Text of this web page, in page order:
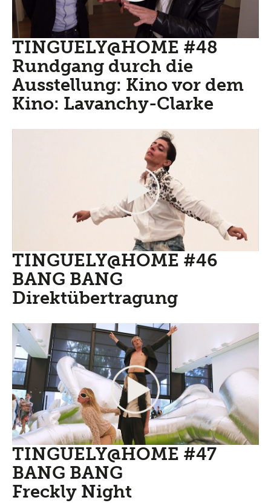
TINGUELY@HOME #48
Rundgang durch die
Ausstellung: Kino vor dem
Kino: Lavanchy-Clarke
TINGUELY@HOME #46
BANG BANG
Direktübertragung
TINGUELY@HOME #47
BANG BANG
Freckly Night